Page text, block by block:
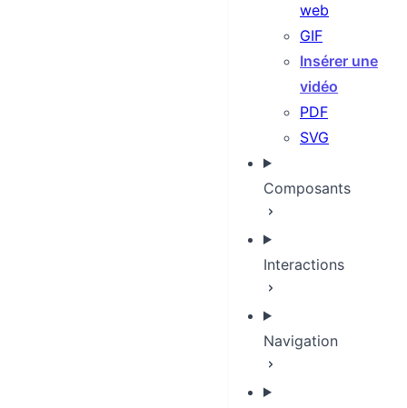
web
GIF
Insérer une
vidéo
PDF
SVG
Composants
Interactions
Navigation